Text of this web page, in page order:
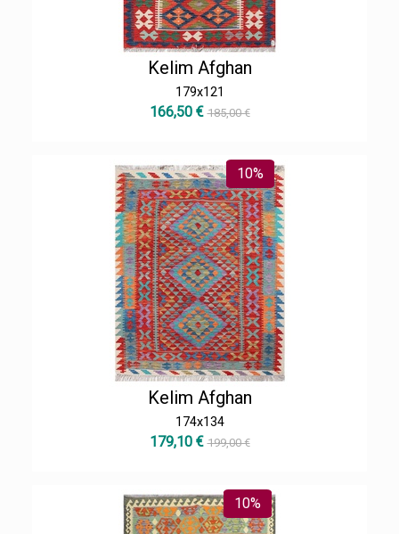
Kelim Afghan
179x121
166,50 € 185,00 €
10%
Kelim Afghan
174x134
179,10 € 199,00 €
10%